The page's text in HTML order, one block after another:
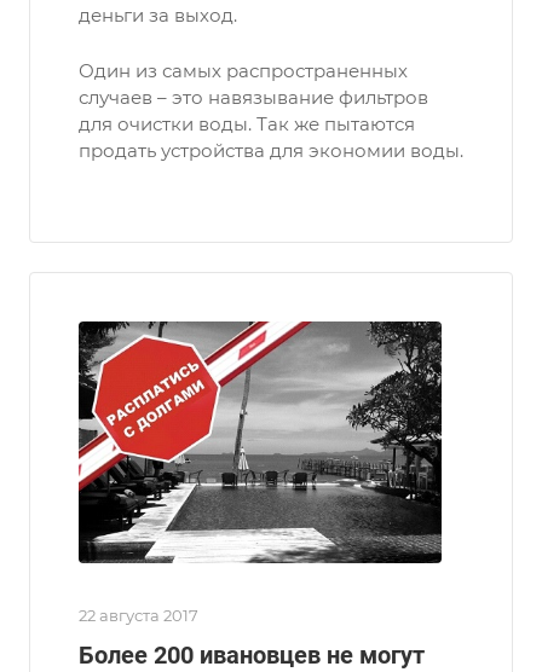
деньги за выход.
Один из самых распространенных
случаев – это навязывание фильтров
для очистки воды. Так же пытаются
продать устройства для экономии воды.
22 августа 2017
Более 200 ивановцев не могут